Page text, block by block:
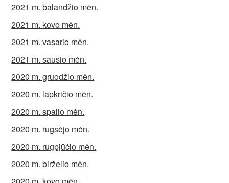
2021 m. balandžio mėn.
2021 m. kovo mėn.
2021 m. vasario mėn.
2021 m. sausio mėn.
2020 m. gruodžio mėn.
2020 m. lapkričio mėn.
2020 m. spalio mėn.
2020 m. rugsėjo mėn.
2020 m. rugpjūčio mėn.
2020 m. birželio mėn.